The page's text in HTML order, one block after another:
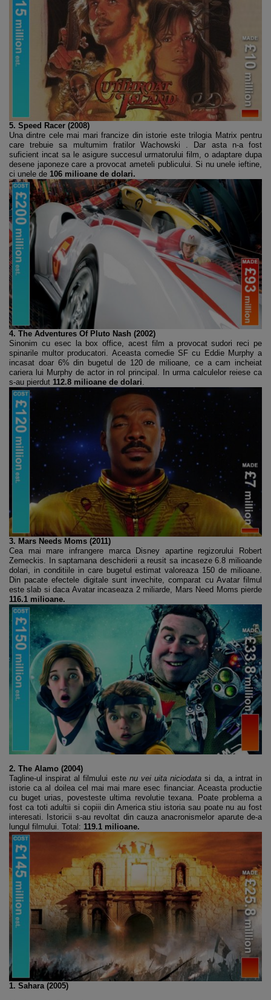
5. Speed Racer (2008)
Una dintre cele mai mari francize din istorie este trilogia Matrix pentru
care trebuie sa multumim fratilor Wachowski . Dar asta n-a fost
suficient incat sa le asigure succesul urmatorului film, o adaptare dupa
desene japoneze care a provocat ameteli publicului. Si nu unele ieftine,
ci unele de 106 milioane de dolari.
4. The Adventures Of Pluto Nash (2002)
Sinonim cu esec la box office, acest film a provocat sudori reci pe
spinarile multor producatori. Aceasta comedie SF cu Eddie Murphy a
incasat doar 6% din bugetul de 120 de milioane, ce a cam incheiat
cariera lui Murphy de actor in rol principal. In urma calculelor reiese ca
s-au pierdut 112.8 milioane de dolari
3. Mars Needs Moms (2011)
Cea mai mare infrangere marca Disney apartine regizorului Robert
Zemeckis. In saptamana deschiderii a reusit sa incaseze 6.8 milioande
dolari, in conditiile in care bugetul estimat valoreaza 150 de milioane.
Din pacate efectele digitale sunt invechite, comparat cu Avatar filmul
este slab si daca Avatar incaseaza 2 miliarde, Mars Need Moms pierde
116.1 milioane.
2. The Alamo (2004)
Tagline-ul inspirat al filmului este nu vei uita niciodata si da, a intrat in
istorie ca al doilea cel mai mai mare esec financiar. Aceasta productie
cu buget urias, povesteste ultima revolutie texana. Poate problema a
fost ca toti adultii si copiii din America stiu istoria sau poate nu au fost
interesati. Istoricii s-au revoltat din cauza anacronismelor aparute de-a
lungul filmului. Total: 119.1 milioane.
1. Sahara (2005)